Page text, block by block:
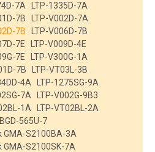
7A
LTP-1335D-7A
7B
LTP-V002D-7A
7B
LTP-V006D-7B
7E
LTP-V009D-4E
7E
LTP-V300G-1A
7B
LTP-VT03L-3B
4A
LTP-1275SG-9A
7A
LTP-V002G-9B3
1A
LTP-VT02BL-2A
565U-7
GMA-S2100BA-3A
GMA-S2100SK-7A